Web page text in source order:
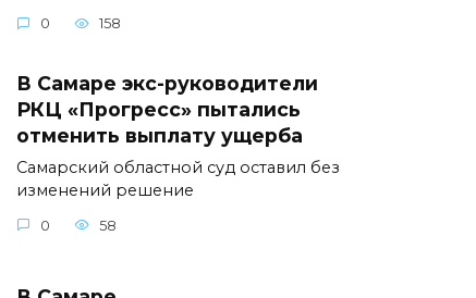
0 158
В Самаре экс-руководители
РКЦ «Прогресс» пытались
отменить выплату ущерба
Самарский областной суд оставил без
изменений решение
0 58